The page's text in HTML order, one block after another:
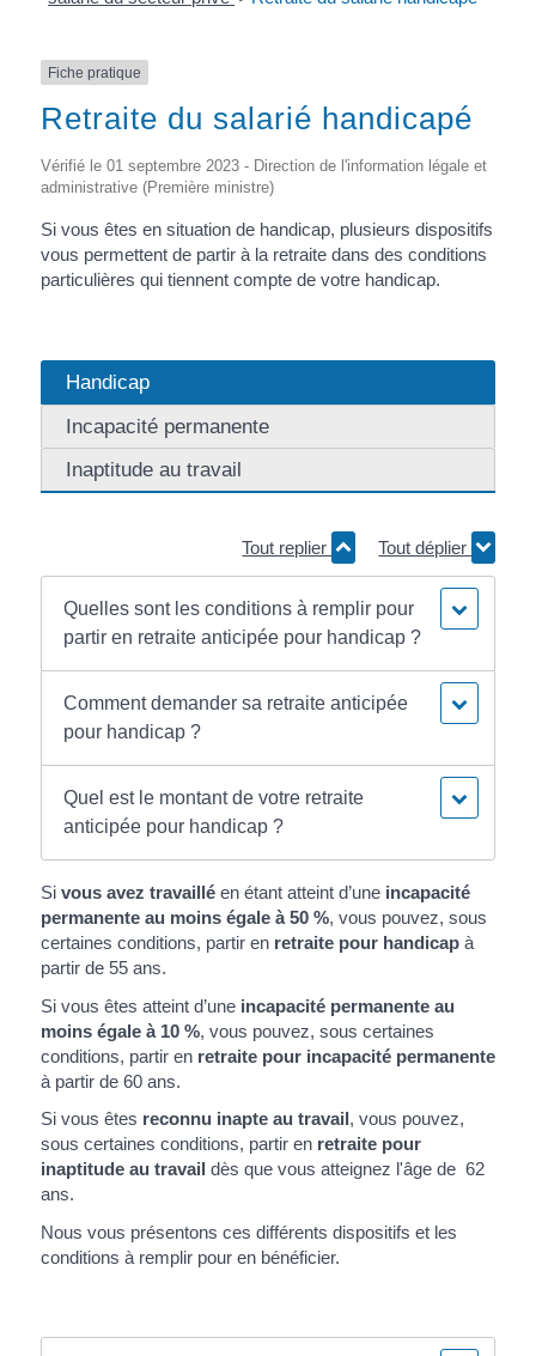
Fiche pratique
Retraite du salarié handicapé
Vérifié le 01 septembre 2023 - Direction de l'information légale et
administrative (Première ministre)
Si vous êtes en situation de handicap, plusieurs dispositifs
vous permettent de partir à la retraite dans des conditions
particulières qui tiennent compte de votre handicap.
Handicap
Incapacité permanente
Inaptitude au travail
Tout replier Tout déplier
Quelles sont les conditions à remplir pour
partir en retraite anticipée pour handicap ?
Comment demander sa retraite anticipée
pour handicap ?
Quel est le montant de votre retraite
anticipée pour handicap ?
Si vous avez travailléen étant atteint d’une incapacité
permanente au moins égale à50 %, vous pouvez, sous
certaines conditions, partir en retraite pour handicapà
partir de 55 ans.
Si vous êtes atteint d’une incapacité permanente au
moins égale à 10 %, vous pouvez, sous certaines
conditions, partir en retraite pour incapacité permanente
à partir de 60 ans.
Si vous êtes reconnu inapte au travail, vous pouvez,
sous certaines conditions, partir en retraite pour
inaptitude au travail dès que vous atteignez l'âge de 62
ans.
Nous vous présentons ces différents dispositifs et les
conditions à remplir pour en bénéficier.